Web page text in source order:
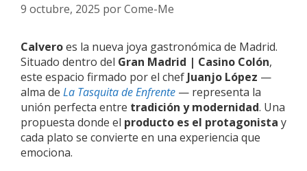
9 octubre, 2025 porCome-Me
Calveroes la nueva joya gastronómica de Madrid.
Situado dentro del Gran Madrid | Casino Colón,
este espacio firmado por el chef Juanjo López —
alma de La Tasquita de Enfrente — representa la
unión perfecta entre tradición y modernidad. Una
propuesta donde el producto es el protagonista y
cada plato se convierte en una experiencia que
emociona.